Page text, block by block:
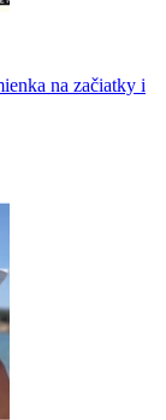
na začiatky i